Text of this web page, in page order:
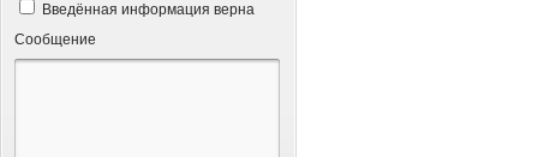
Введённая информация верна
Сообщение